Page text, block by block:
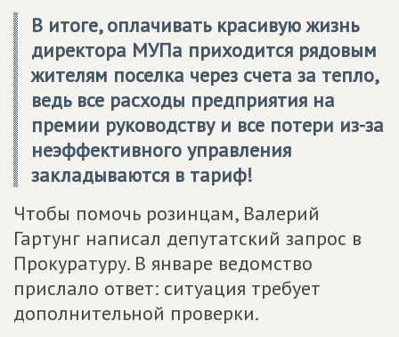
В итоге, оплачивать красивую жизнь
директора МУПа приходится рядовым
жителям поселка через счета за тепло,
ведь все расходы предприятия на
премии руководству и все потери из-за
неэффективного управления
закладываются в тариф!
Чтобы помочь розинцам, Валерий
Гартунг написал депутатский запрос в
Прокуратуру. В январе ведомство
прислало ответ: ситуация требует
дополнительной проверки.